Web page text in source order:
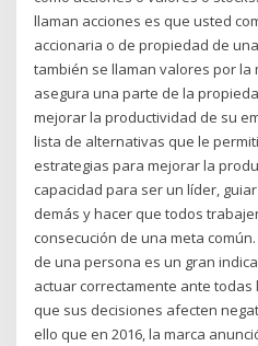
llaman acciones es que usted
accionaria o de propiedad de
también se llaman valores por la
asegura una parte de la
mejorar la productividad de su
lista de alternativas que le
estrategias para mejorar la
capacidad para ser un líder,
demás y hacer que todos
consecución de una meta
de una persona es un gran
actuar correctamente ante
que sus decisiones afecten
ello que en 2016, la marca